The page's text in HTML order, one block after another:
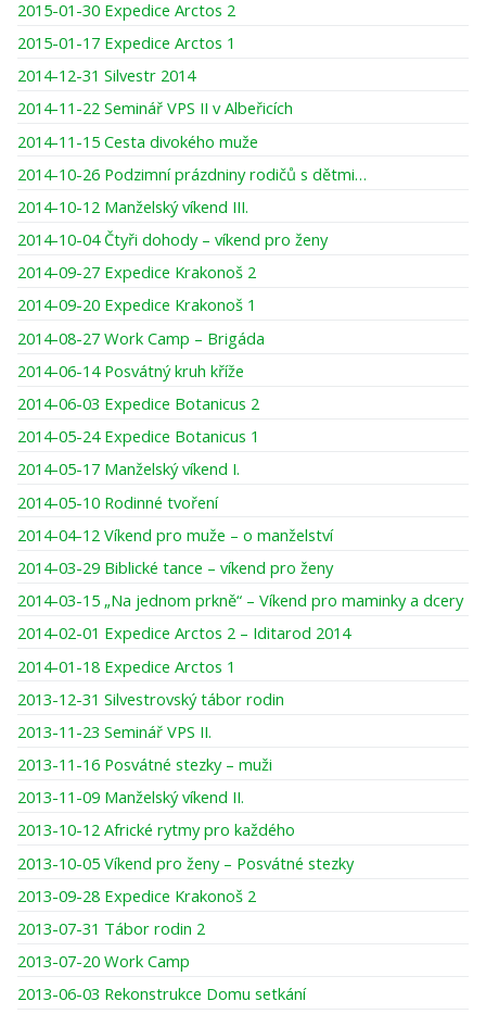
2015-01-30 Expedice Arctos 2
2015-01-17 Expedice Arctos 1
2014-12-31 Silvestr 2014
2014-11-22 Seminář VPS II v Albeřicích
2014-11-15 Cesta divokého muže
2014-10-26 Podzimní prázdniny rodičů s dětmi…
2014-10-12 Manželský víkend III.
2014-10-04 Čtyři dohody – víkend pro ženy
2014-09-27 Expedice Krakonoš 2
2014-09-20 Expedice Krakonoš 1
2014-08-27 Work Camp – Brigáda
2014-06-14 Posvátný kruh kříže
2014-06-03 Expedice Botanicus 2
2014-05-24 Expedice Botanicus 1
2014-05-17 Manželský víkend I.
2014-05-10 Rodinné tvoření
2014-04-12 Víkend pro muže – o manželství
2014-03-29 Biblické tance – víkend pro ženy
2014-03-15 „Na jednom prkně“ – Víkend pro maminky a dcery
2014-02-01 Expedice Arctos 2 – Iditarod 2014
2014-01-18 Expedice Arctos 1
2013-12-31 Silvestrovský tábor rodin
2013-11-23 Seminář VPS II.
2013-11-16 Posvátné stezky – muži
2013-11-09 Manželský víkend II.
2013-10-12 Africké rytmy pro každého
2013-10-05 Víkend pro ženy – Posvátné stezky
2013-09-28 Expedice Krakonoš 2
2013-07-31 Tábor rodin 2
2013-07-20 Work Camp
2013-06-03 Rekonstrukce Domu setkání